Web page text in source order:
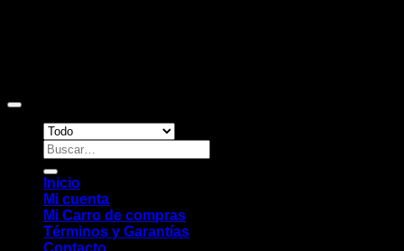
Buscar
por:
Inicio
Mi cuenta
Mi Carro de compras
Términos y Garantías
Contacto